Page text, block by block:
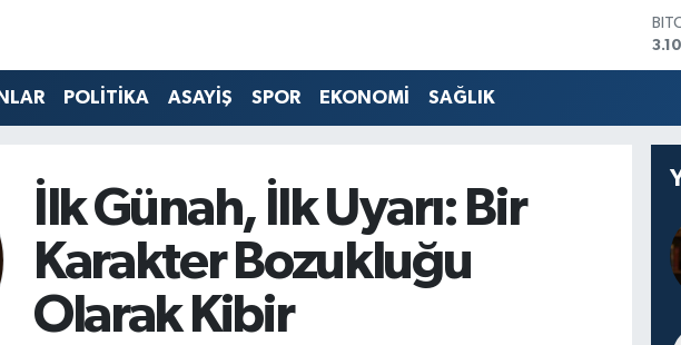
POLİTİKA ASAYİŞ SPOR EKONOMİ SAĞLIK
İlk Günah, İlk Uyarı: Bir
Karakter Bozukluğu
Olarak Kibir